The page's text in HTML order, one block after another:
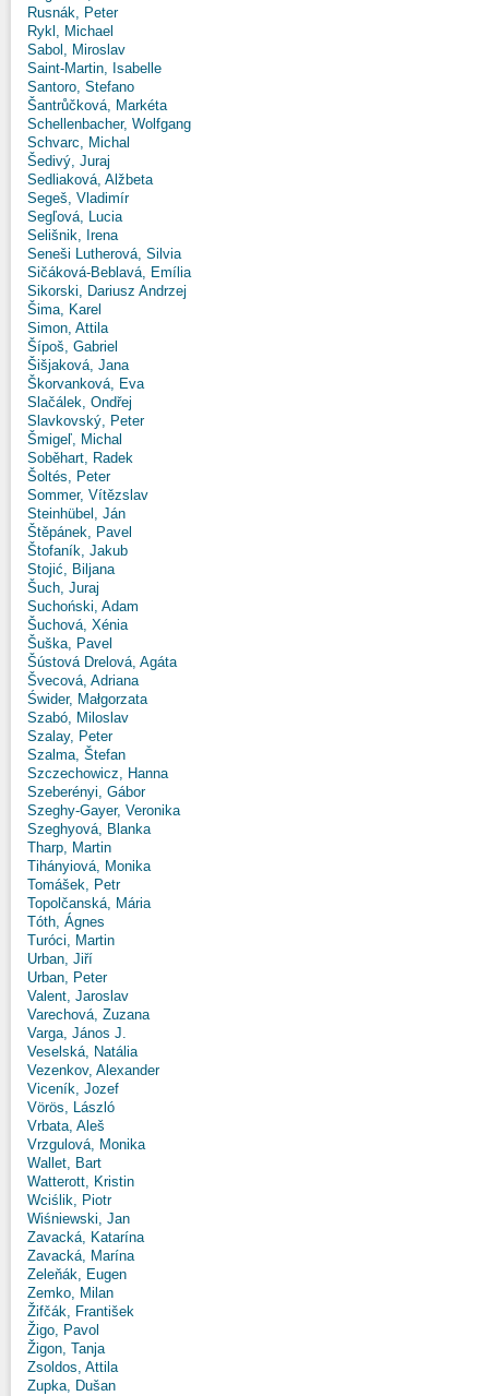
Rusnák, Peter
Rykl, Michael
Sabol, Miroslav
Saint-Martin, Isabelle
Santoro, Stefano
Šantrůčková, Markéta
Schellenbacher, Wolfgang
Schvarc, Michal
Šedivý, Juraj
Sedliaková, Alžbeta
Segeš, Vladimír
Segľová, Lucia
Selišnik, Irena
Seneši Lutherová, Silvia
Sičáková-Beblavá, Emília
Sikorski, Dariusz Andrzej
Šima, Karel
Simon, Attila
Šípoš, Gabriel
Šišjaková, Jana
Škorvanková, Eva
Slačálek, Ondřej
Slavkovský, Peter
Šmigeľ, Michal
Soběhart, Radek
Šoltés, Peter
Sommer, Vítězslav
Steinhübel, Ján
Štěpánek, Pavel
Štofaník, Jakub
Stojić, Biljana
Šuch, Juraj
Suchoński, Adam
Šuchová, Xénia
Šuška, Pavel
Šústová Drelová, Agáta
Švecová, Adriana
Świder, Małgorzata
Szabó, Miloslav
Szalay, Peter
Szalma, Štefan
Szczechowicz, Hanna
Szeberényi, Gábor
Szeghy-Gayer, Veronika
Szeghyová, Blanka
Tharp, Martin
Tihányiová, Monika
Tomášek, Petr
Topolčanská, Mária
Tóth, Ágnes
Turóci, Martin
Urban, Jiří
Urban, Peter
Valent, Jaroslav
Varechová, Zuzana
Varga, János J.
Veselská, Natália
Vezenkov, Alexander
Viceník, Jozef
Vörös, László
Vrbata, Aleš
Vrzgulová, Monika
Wallet, Bart
Watterott, Kristin
Wciślik, Piotr
Wiśniewski, Jan
Zavacká, Katarína
Zavacká, Marína
Zeleňák, Eugen
Zemko, Milan
Žifčák, František
Žigo, Pavol
Žigon, Tanja
Zsoldos, Attila
Zupka, Dušan